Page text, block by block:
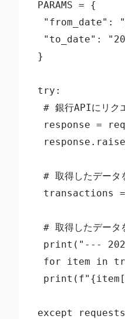
PARAMS = {
"from_date":
"to_date":
}
try:
# 銀行APIにリク
response =
# 取得したデータ
transactions
# 取得したデータ
print("--- 2023
for item in
except